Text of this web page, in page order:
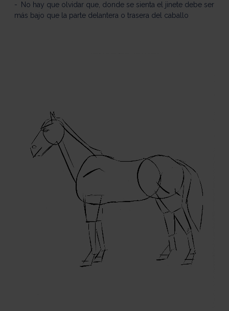
No hay que olvidar que, donde se sienta el jinete debe ser
más bajo que la parte delantera o trasera del caballo